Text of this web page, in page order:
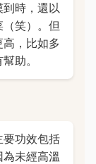
時，還以
笑）。但
，比如多
助。
功效包括
未經高溫